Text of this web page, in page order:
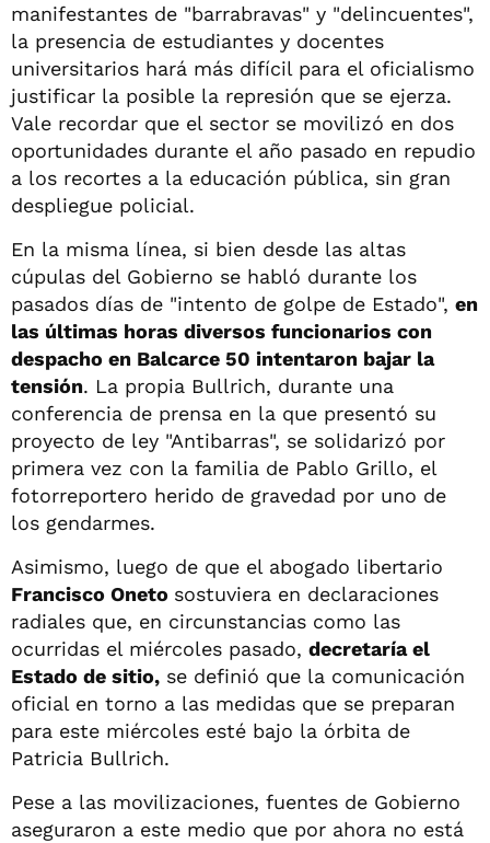
manifestantes de "barrabravas" y "delincuentes",
la presencia de estudiantes y docentes
universitarios hará más difícil para el oficialismo
justificar la posible la represión que se ejerza.
Vale recordar que el sector se movilizó en dos
oportunidades durante el año pasado en repudio
a los recortes a la educación pública, sin gran
despliegue policial.
En la misma línea, si bien desde las altas
cúpulas del Gobierno se habló durante los
pasados días de "intento de golpe de Estado", en
las últimas horas diversos funcionarios con
despacho en Balcarce 50 intentaron bajar la
tensión. La propia Bullrich, durante una
conferencia de prensa en la que presentó su
proyecto de ley "Antibarras", se solidarizó por
primera vez con la familia de Pablo Grillo, el
fotorreportero herido de gravedad por uno de
los gendarmes.
Asimismo, luego de que el abogado libertario
Francisco Oneto sostuviera en declaraciones
radiales que, en circunstancias como las
ocurridas el miércoles pasado, decretaría el
Estado de sitio, se definió que la comunicación
oficial en torno a las medidas que se preparan
para este miércoles esté bajo la órbita de
Patricia Bullrich.
Pese a las movilizaciones, fuentes de Gobierno
aseguraron a este medio que por ahora no está